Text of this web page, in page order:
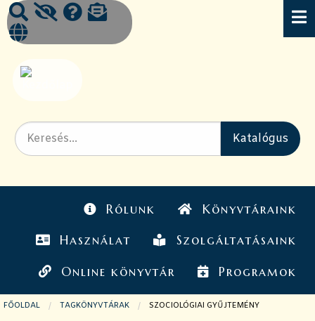
Rólunk Könyvtáraink
Használat Szolgáltatásaink
Online könyvtár Programok
FŐOLDAL TAGKÖNYVTÁRAK JELENLEGI OLDAL:
SZOCIOLÓGIAI GYŰJTEMÉNY